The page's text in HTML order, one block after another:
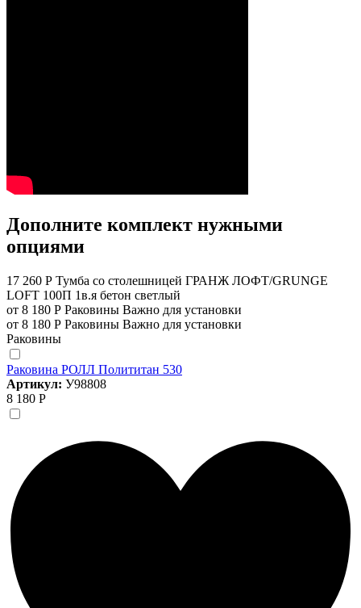
Дополните комплект нужными
опциями
17 260 Р Тумба со столешницей ГРАНЖ ЛОФТ/GRUNGE
LOFT 100П 1в.я бетон светлый
от 8 180 Р Раковины Важно для установки
от 8 180 Р Раковины Важно для установки
Раковины
Раковина РОЛЛ Полититан 530
Артикул: У98808
8 180 Р